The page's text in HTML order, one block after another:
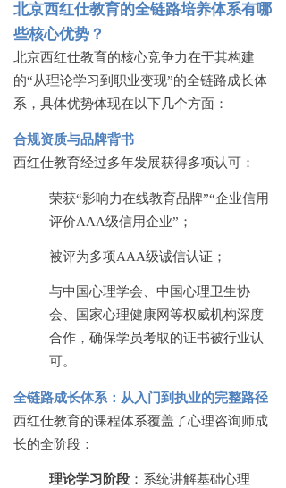
北京西红仕教育的全链路培养体系有哪
些核心优势？
北京西红仕教育的核心竞争力在于其构建
的“从理论学习到职业变现”的全链路成长体
系，具体优势体现在以下几个方面：
合规资质与品牌背书
西红仕教育经过多年发展获得多项认可：
荣获“影响力在线教育品牌”“企业信用
评价AAA级信用企业”；
被评为多项AAA级诚信认证；
与中国心理学会、中国心理卫生协
会、国家心理健康网等权威机构深度
合作，确保学员考取的证书被行业认
可。
全链路成长体系：从入门到执业的完整路径
西红仕教育的课程体系覆盖了心理咨询师成
长的全阶段：
理论学习阶段 ：系统讲解基础心理